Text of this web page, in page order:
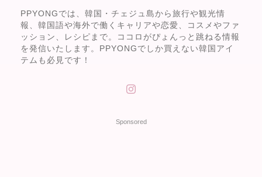
PPYONGでは、韓国・チェジュ島から旅行や観光情
報、韓国語や海外で働くキャリアや恋愛、コスメやファ
ッション、レシピまで。ココロがぴょんっと跳ねる情報
を発信いたします。PPYONGでしか買えない韓国アイ
テムも必見です！
Sponsored